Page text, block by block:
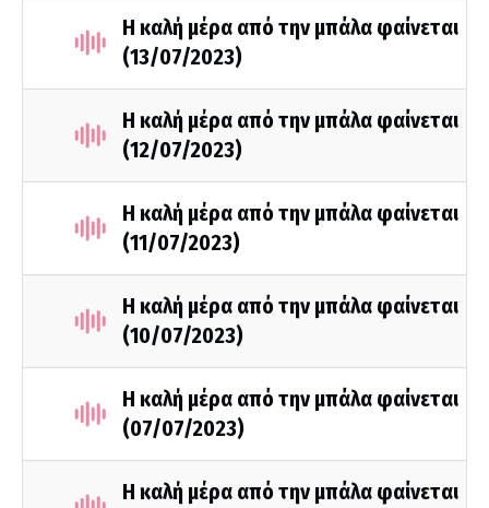
Η καλή μέρα από την μπάλα φαίνεται
(13/07/2023)
Η καλή μέρα από την μπάλα φαίνεται
(12/07/2023)
Η καλή μέρα από την μπάλα φαίνεται
(11/07/2023)
Η καλή μέρα από την μπάλα φαίνεται
(10/07/2023)
Η καλή μέρα από την μπάλα φαίνεται
(07/07/2023)
Η καλή μέρα από την μπάλα φαίνεται